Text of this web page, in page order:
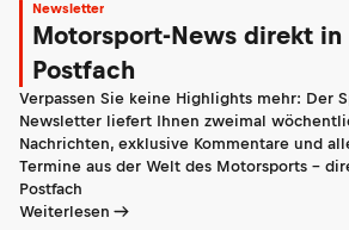
Newsletter
Motorsport-News direkt in
Postfach
Verpassen Sie keine Highlights mehr: Der
Newsletter liefert Ihnen zweimal
Nachrichten, exklusive Kommentare und
Termine aus der Welt des Motorsports -
Postfach
Weiterlesen